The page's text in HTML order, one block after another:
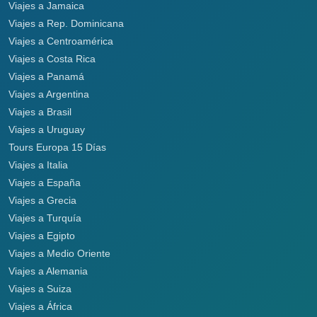
Viajes a Jamaica
Viajes a Rep. Dominicana
Viajes a Centroamérica
Viajes a Costa Rica
Viajes a Panamá
Viajes a Argentina
Viajes a Brasil
Viajes a Uruguay
Tours Europa 15 Días
Viajes a Italia
Viajes a España
Viajes a Grecia
Viajes a Turquía
Viajes a Egipto
Viajes a Medio Oriente
Viajes a Alemania
Viajes a Suiza
Viajes a África